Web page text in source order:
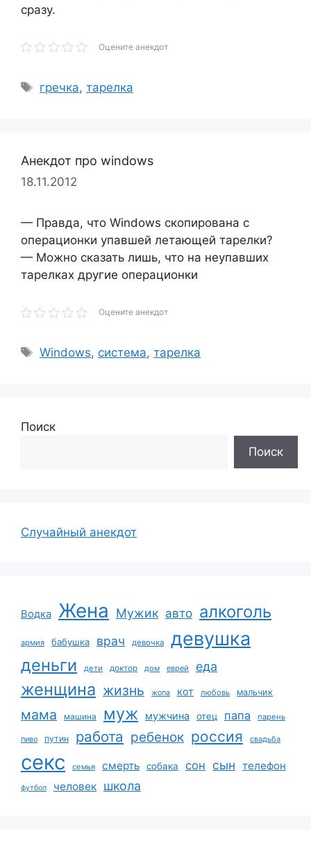
сразу.
Оцените анекдот
Метки
гречка,тарелка
Анекдот про windows
18.11.2012
— Правда, что Windows скопирована с
операционки упавшей летающей тарелки?
— Можно сказать лишь, что на неупавших
тарелках другие операционки
Оцените анекдот
Метки
Windows, система,тарелка
Поиск
Поиск
Случайный анекдот
Водка Жена Мужик авто алкоголь
армия бабушка врач девочка девушка
деньги дети доктор дом еврей еда
женщина жизнь жопа кот любовь мальчик
мама машина муж мужчина отец папа парень
пиво путин работа ребенок россия свадьба
секс семья смерть собака сон сын телефон
футбол человек школа